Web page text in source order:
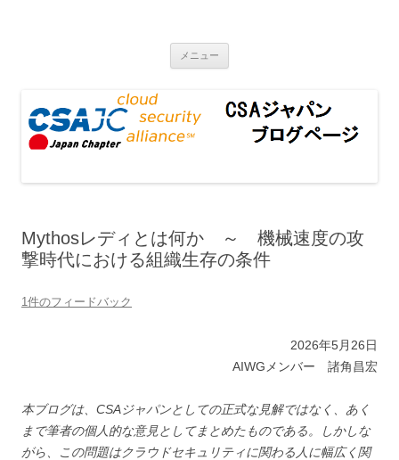
メニュー
Mythosレディとは何か ～ 機械速度の攻
撃時代における組織生存の条件
1件のフィードバック
2026年5月26日
AIWGメンバー 諸角昌宏
本ブログは、CSAジャパンとしての正式な見解ではなく、あく
まで筆者の個人的な意見としてまとめたものである。しかしな
がら、この問題はクラウドセキュリティに関わる人に幅広く関